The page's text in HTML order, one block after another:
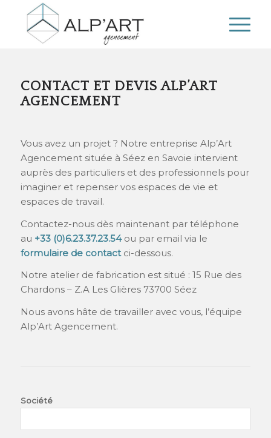
CONTACT ET DEVIS ALP’ART
AGENCEMENT
Vous avez un projet ? Notre entreprise Alp’Art
Agencement située à Séez en Savoie intervient
auprès des particuliers et des professionnels pour
imaginer et repenser vos espaces de vie et
espaces de travail.
Contactez-nous dès maintenant par téléphone
au +33 (0)6.23.37.23.54ou par email via le
formulaire de contactci-dessous.
Notre atelier de fabrication est situé : 15 Rue des
Chardons – Z.A Les Glières 73700 Séez
Nous avons hâte de travailler avec vous, l’équipe
Alp’Art Agencement.
Société